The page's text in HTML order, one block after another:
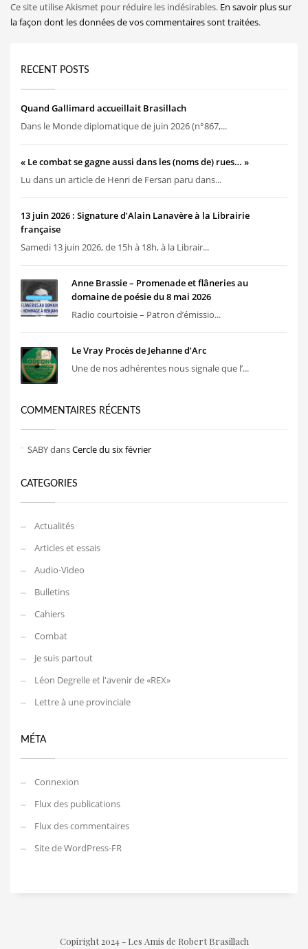
Ce site utilise Akismet pour réduire les indésirables. En savoir plus sur
la façon dont les données de vos commentaires sont traitées.
RECENT POSTS
Quand Gallimard accueillait Brasillach
Dans le Monde diplomatique de juin 2026 (n°867,...
« Le combat se gagne aussi dans les (noms de) rues… »
Lu dans un article de Henri de Fersan paru dans...
13 juin 2026 : Signature d’Alain Lanavère à la Librairie
française
Samedi 13 juin 2026, de 15h à 18h, à la Librair...
Anne Brassie – Promenade et flâneries au
domaine de poésie du 8 mai 2026
Radio courtoisie – Patron d’émissio...
Le Vray Procès de Jehanne d’Arc
Une de nos adhérentes nous signale que l’...
COMMENTAIRES RÉCENTS
SABYdansCercle du six février
CATEGORIES
Actualités
Articles et essais
Audio-Video
Bulletins
Cahiers
Combat
Je suis partout
Léon Degrelle et l'avenir de «REX»
Lettre à une provinciale
MÉTA
Connexion
Flux des publications
Flux des commentaires
Site de WordPress-FR
Copiright 2024 - Les Amis de Robert Brasillach